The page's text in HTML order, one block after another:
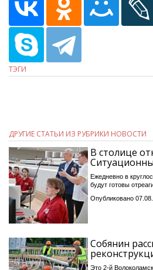
ТЭГИ
ДРУГИЕ СТАТЬИ ИЗ РУБРИКИ НОВОСТИ
В столице
Ежедневно в
будут готовы
Опубликовано
Собянин
Это 2-й